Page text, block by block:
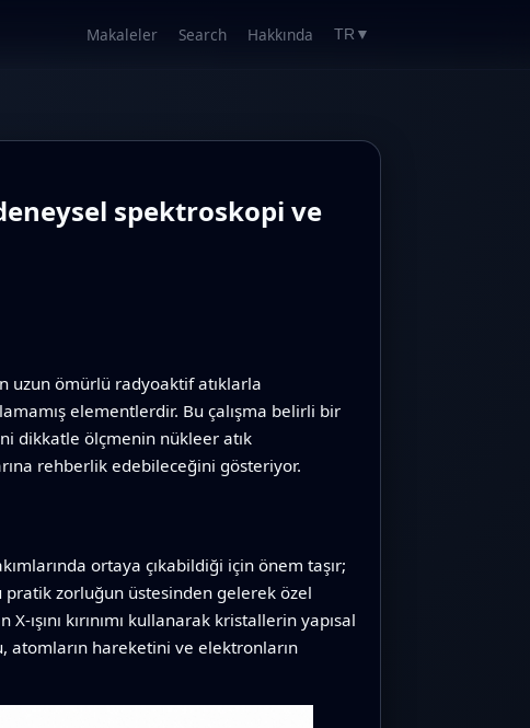
Makaleler Search Hakkında TR ▼
spektroskopi ve
uzun ömürlü radyoaktif atıklarla
elementlerdir. Bu çalışma belirli bir
dikkatle ölçmenin nükleer atık
rehberlik edebileceğini gösteriyor.
ortaya çıkabildiği için önem taşır;
zorluğun üstesinden gelerek özel
ışını kırınımı kullanarak kristallerin yapısal
hareketini ve elektronların